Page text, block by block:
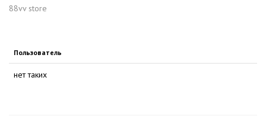
88vv store
Пользователь
нет таких